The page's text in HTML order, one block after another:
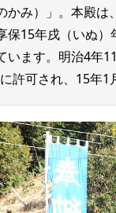
かみ）」。本殿
保15年戌（いぬ
います。明治4年
許可され、15年1